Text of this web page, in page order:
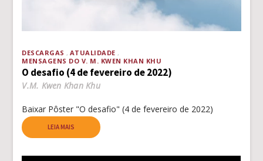
DESCARGAS
ATUALIDADE
MENSAGENS DO V. M. KWEN KHAN KHU
O desafio (4 de fevereiro de 2022)
V.M. Kwen Khan Khu
Baixar Pôster "O desafio" (4 de fevereiro de 2022)
LEIA MAIS